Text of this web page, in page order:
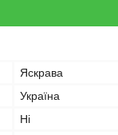
Яскрава
Україна
Ні